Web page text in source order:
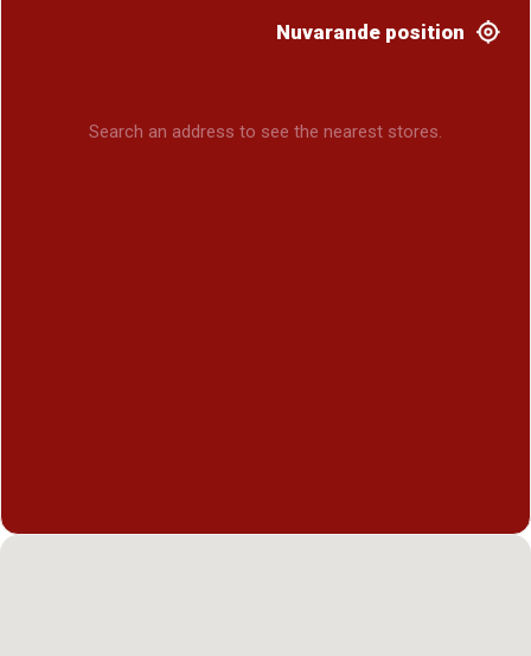
Nuvarande position
Search an address to see the nearest stores.